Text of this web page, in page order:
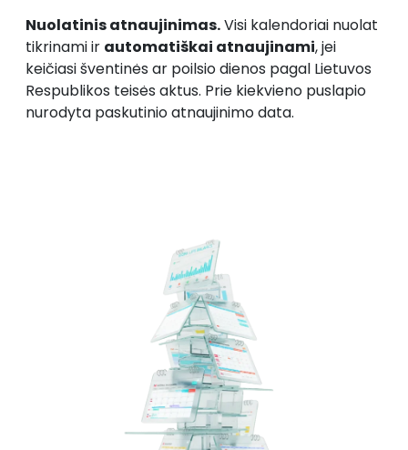
Nuolatinis atnaujinimas.Visi kalendoriai nuolat
tikrinami ir automatiškai atnaujinami, jei
keičiasi šventinės ar poilsio dienos pagal Lietuvos
Respublikos teisės aktus. Prie kiekvieno puslapio
nurodyta paskutinio atnaujinimo data.
Grįžti į kalendorių